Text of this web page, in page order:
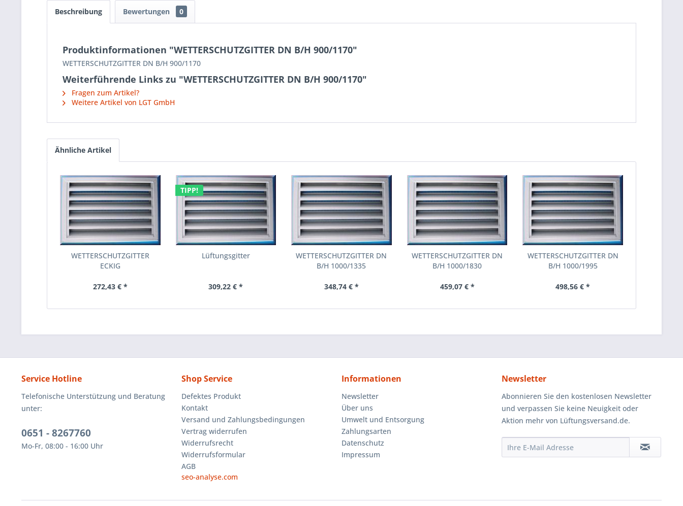
Beschreibung Bewertungen 0
Produktinformationen "WETTERSCHUTZGITTER DN B/H 900/1170"
WETTERSCHUTZGITTER DN B/H 900/1170
Weiterführende Links zu "WETTERSCHUTZGITTER DN B/H 900/1170"
Fragen zum Artikel?
Weitere Artikel von LGT GmbH
Ähnliche Artikel
WETTERSCHUTZGITTER
ECKIG
272,43 € *
TIPP!
Lüftungsgitter
309,22 € *
WETTERSCHUTZGITTER DN
B/H 1000/1335
348,74 € *
WETTERSCHUTZGITTER DN
B/H 1000/1830
459,07 € *
WETTERSCHUTZGITTER DN
B/H 1000/1995
498,56 € *
Service Hotline
Telefonische Unterstützung und Beratung
unter:
0651 - 8267760
Mo-Fr, 08:00 - 16:00 Uhr
Shop Service
Defektes Produkt
Kontakt
Versand und Zahlungsbedingungen
Vertrag widerrufen
Widerrufsrecht
Widerrufsformular
AGB
seo-analyse.com
Informationen
Newsletter
Über uns
Umwelt und Entsorgung
Zahlungsarten
Datenschutz
Impressum
Newsletter
Abonnieren Sie den kostenlosen Newsletter
und verpassen Sie keine Neuigkeit oder
Aktion mehr von Lüftungsversand.de.